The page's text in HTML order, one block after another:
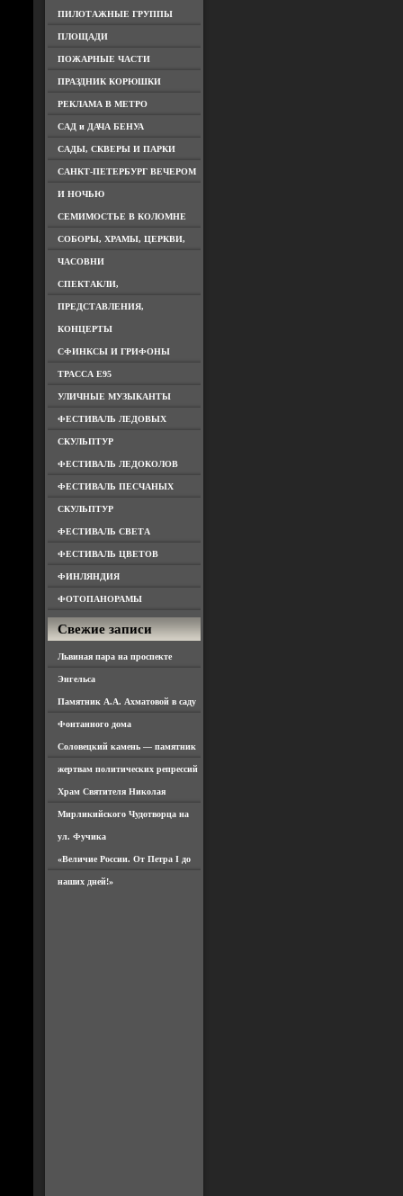
ПИЛОТАЖНЫЕ ГРУППЫ
ПЛОЩАДИ
ПОЖАРНЫЕ ЧАСТИ
ПРАЗДНИК КОРЮШКИ
РЕКЛАМА В МЕТРО
САД и ДАЧА БЕНУА
САДЫ, СКВЕРЫ И ПАРКИ
САНКТ-ПЕТЕРБУРГ ВЕЧЕРОМ
И НОЧЬЮ
СЕМИМОСТЬЕ В КОЛОМНЕ
СОБОРЫ, ХРАМЫ, ЦЕРКВИ,
ЧАСОВНИ
СПЕКТАКЛИ,
ПРЕДСТАВЛЕНИЯ,
КОНЦЕРТЫ
СФИНКСЫ И ГРИФОНЫ
ТРАССА Е95
УЛИЧНЫЕ МУЗЫКАНТЫ
ФЕСТИВАЛЬ ЛЕДОВЫХ
СКУЛЬПТУР
ФЕСТИВАЛЬ ЛЕДОКОЛОВ
ФЕСТИВАЛЬ ПЕСЧАНЫХ
СКУЛЬПТУР
ФЕСТИВАЛЬ СВЕТА
ФЕСТИВАЛЬ ЦВЕТОВ
ФИНЛЯНДИЯ
ФОТОПАНОРАМЫ
Свежие записи
Львиная пара на проспекте
Энгельса
Памятник А.А. Ахматовой в саду
Фонтанного дома
Соловецкий камень — памятник
жертвам политических репрессий
Храм Святителя Николая
Мирликийского Чудотворца на
ул. Фучика
«Величие России. От Петра I до
наших дней!»